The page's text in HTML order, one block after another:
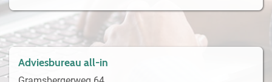
Adviesbureau all-in